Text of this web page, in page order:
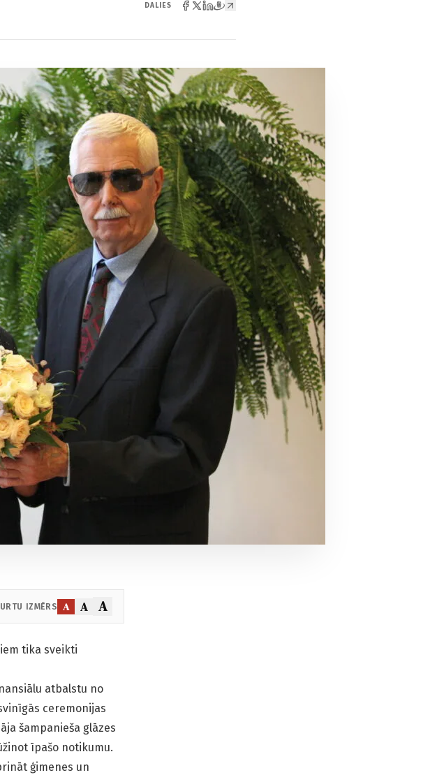
DALIES
IZMĒRS A A A
tika sveikti
atbalstu no
ceremonijas
šampanieša glāzes
īpašo notikumu.
ģimenes un